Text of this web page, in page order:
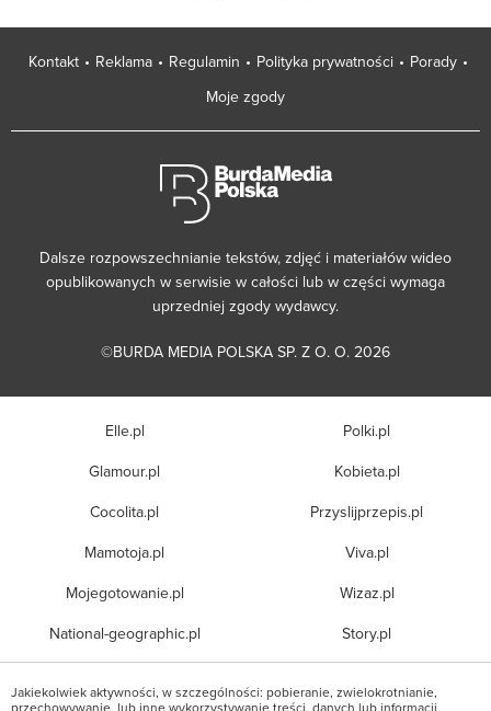
Kontakt Reklama Regulamin Polityka prywatności
Porady
Moje zgody
Dalsze rozpowszechnianie tekstów, zdjęć i materiałów wideo
opublikowanych w serwisie w całości lub w części wymaga
uprzedniej zgody wydawcy.
©BURDA MEDIA POLSKA SP. Z O. O. 2026
Elle.pl
Glamour.pl
Cocolita.pl
Mamotoja.pl
Mojegotowanie.pl
National-geographic.pl
Polki.pl
Kobieta.pl
Przyslijprzepis.pl
Viva.pl
Wizaz.pl
Story.pl
Jakiekolwiek aktywności, w szczególności: pobieranie, zwielokrotnianie,
przechowywanie, lub inne wykorzystywanie treści, danych lub informacji